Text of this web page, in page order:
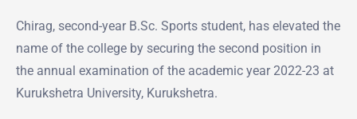
Chirag, second-year B.Sc. Sports student, has elevated the
name of the college by securing the second position in
the annual examination of the academic year 2022-23 at
Kurukshetra University, Kurukshetra.